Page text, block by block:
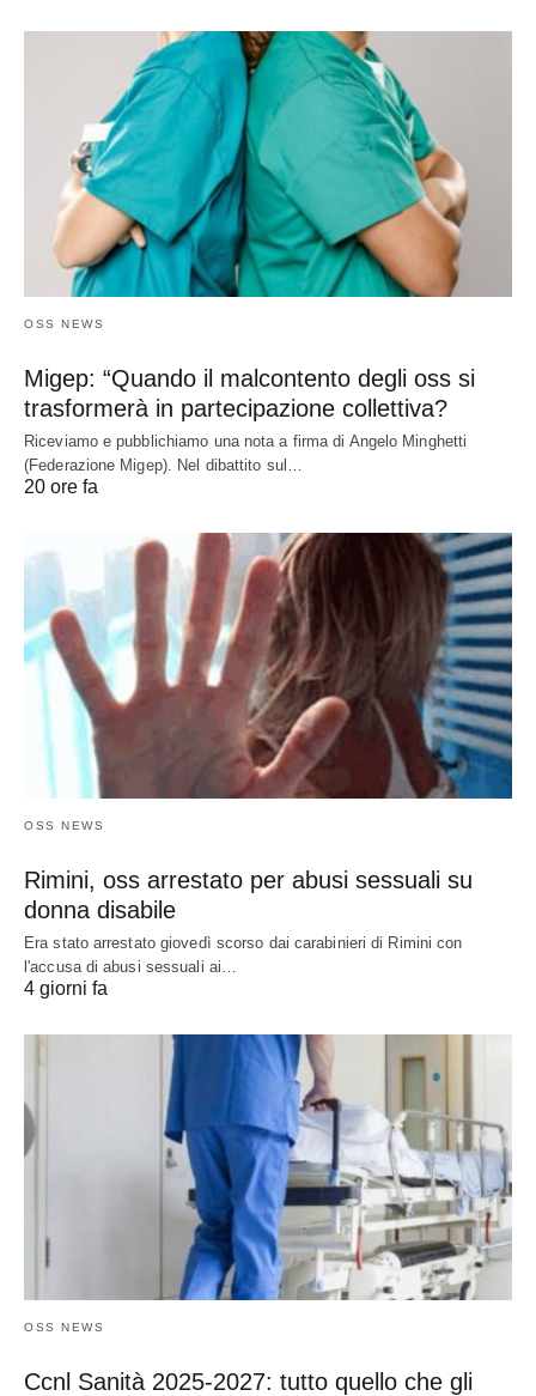
OSS NEWS
Migep: “Quando il malcontento degli oss si
trasformerà in partecipazione collettiva?
Riceviamo e pubblichiamo una nota a firma di Angelo Minghetti
(Federazione Migep). Nel dibattito sul…
20 ore fa
OSS NEWS
Rimini, oss arrestato per abusi sessuali su
donna disabile
Era stato arrestato giovedì scorso dai carabinieri di Rimini con
l'accusa di abusi sessuali ai…
4 giorni fa
OSS NEWS
Ccnl Sanità 2025-2027: tutto quello che gli